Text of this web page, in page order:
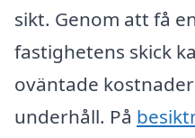
sikt. Genom att få
fastighetens skick
oväntade
underhåll. På